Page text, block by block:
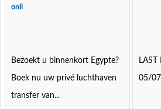
onli
Bezoekt u binnenkort Egypte?
Boek nu uw privé luchthaven
transfer van...
05/07